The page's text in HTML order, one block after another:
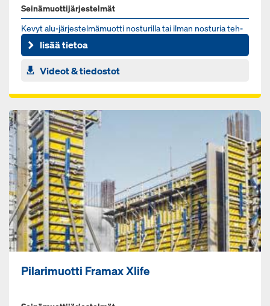
Seinämuottijärjestelmät
Ke­vyt alu-jär­jes­tel­mä­muot­ti nos­tu­ril­la tai il­man nos­tu­ria teh­
tä­vään muo­ti­tuk­seen
lisää tietoa
Videot & tiedostot
Pilarimuotti Framax Xlife